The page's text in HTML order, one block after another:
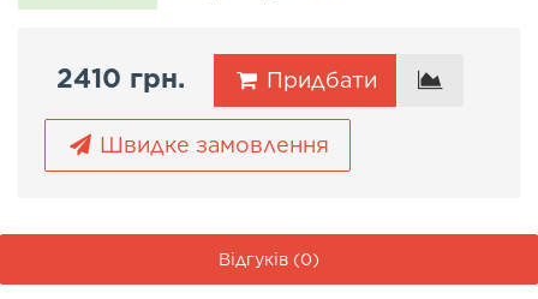
2410 грн. Придбати
Швидке замовлення
Відгуків (0)